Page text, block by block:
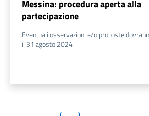
Messina: procedura aperta alla
partecipazione
Eventuali osservazioni e/o proposte
il 31 agosto 2024